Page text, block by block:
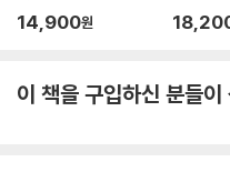
14,900원
이 책을 구입하신 분들이